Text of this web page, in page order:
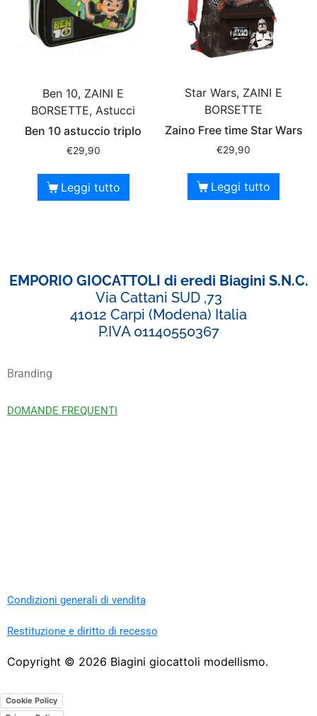
Ben 10, ZAINI E
BORSETTE, Astucci
Ben 10 astuccio triplo
€29,90
Leggi tutto
Star Wars, ZAINI E
BORSETTE
Zaino Free time Star Wars
€29,90
Leggi tutto
EMPORIO GIOCATTOLI di eredi Biagini S.N.C.
Via Cattani SUD ,73
41012 Carpi (Modena) Italia
P.IVA 01140550367
Branding
DOMANDE FREQUENTI
Condizioni generali di vendita
Restituzione e diritto di recesso
Copyright © 2026 Biagini giocattoli modellismo.
Cookie Policy